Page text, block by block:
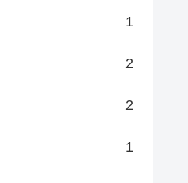
1
2
2
1